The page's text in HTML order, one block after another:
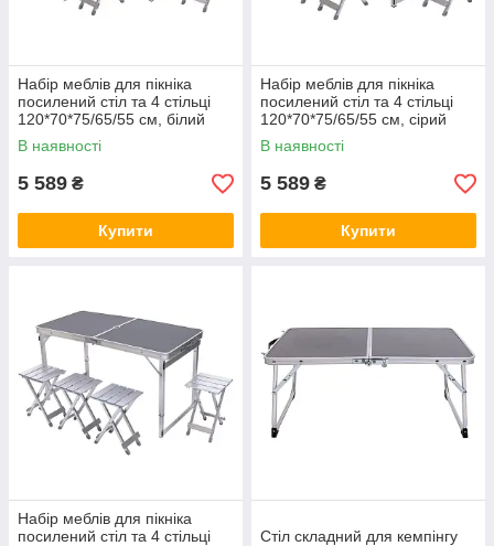
Набір меблів для пікніка
посилений стіл та 4 стільці
120*70*75/65/55 см, білий
В наявності
5 589 ₴
Купити
Набір меблів для пікніка
посилений стіл та 4 стільці
120*70*75/65/55 см, сірий
В наявності
5 589 ₴
Купити
Набір меблів для пікніка
посилений стіл та 4 стільці
Стіл складний для кемпінгу